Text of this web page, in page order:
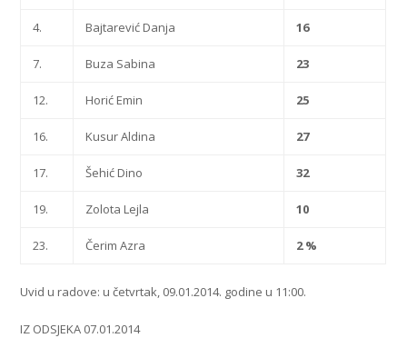
4. Bajtarević Danja 16
7. Buza Sabina 23
12. Horić Emin 25
16. Kusur Aldina 27
17. Šehić Dino 32
19. Zolota Lejla 10
23. Čerim Azra 2 %
Uvid u radove: u četvrtak, 09.01.2014. godine u 11:00.
IZ ODSJEKA 07.01.2014